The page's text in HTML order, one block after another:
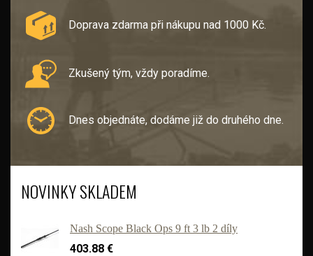
Doprava zdarma při nákupu nad 1000 Kč.
Zkušený tým, vždy poradíme.
Dnes objednáte, dodáme již do druhého dne.
NOVINKY SKLADEM
Nash Scope Black Ops 9 ft 3 lb 2 díly
403.88 €